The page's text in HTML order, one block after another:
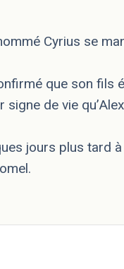
Cyrius se
que son fils
de vie
jours plus tard